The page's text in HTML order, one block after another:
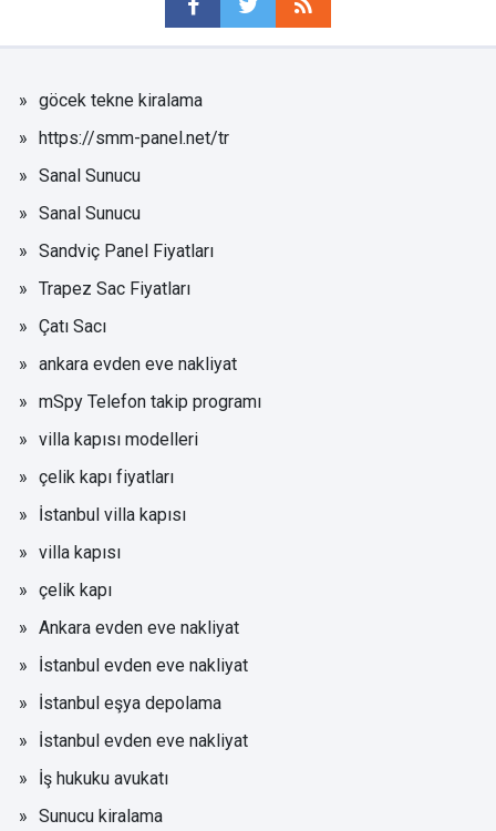
göcek tekne kiralama
https://smm-panel.net/tr
Sanal Sunucu
Sanal Sunucu
Sandviç Panel Fiyatları
Trapez Sac Fiyatları
Çatı Sacı
ankara evden eve nakliyat
mSpy Telefon takip programı
villa kapısı modelleri
çelik kapı fiyatları
İstanbul villa kapısı
villa kapısı
çelik kapı
Ankara evden eve nakliyat
İstanbul evden eve nakliyat
İstanbul eşya depolama
İstanbul evden eve nakliyat
İş hukuku avukatı
Sunucu kiralama